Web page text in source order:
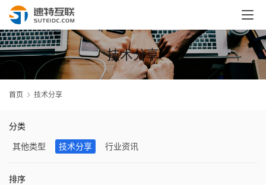
技术分享
首页 技术分享
分类
其他类型
技术分享 行业资讯
排序